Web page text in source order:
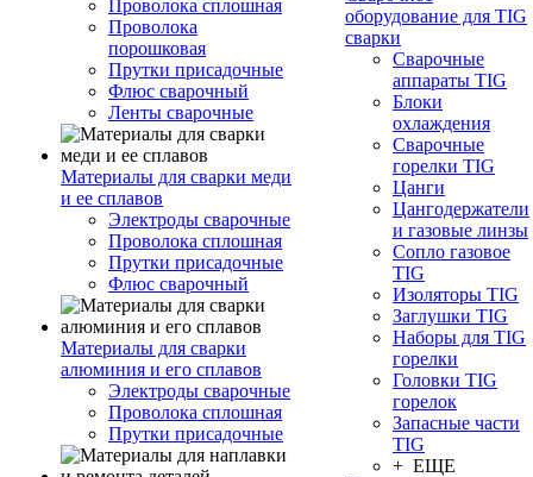
Проволока сплошная
Проволока
порошковая
Прутки присадочные
Флюс сварочный
Ленты сварочные
Материалы для сварки меди
и ее сплавов
Электроды сварочные
Проволока сплошная
Прутки присадочные
Флюс сварочный
Материалы для сварки
алюминия и его сплавов
Электроды сварочные
Проволока сплошная
Прутки присадочные
оборудование для TIG
сварки
Сварочные
аппараты TIG
Блоки
охлаждения
Сварочные
горелки TIG
Цанги
Цангодержатели
и газовые линзы
Сопло газовое
TIG
Изоляторы TIG
Заглушки TIG
Наборы для TIG
горелки
Головки TIG
горелок
Запасные части
TIG
+ ЕЩЕ